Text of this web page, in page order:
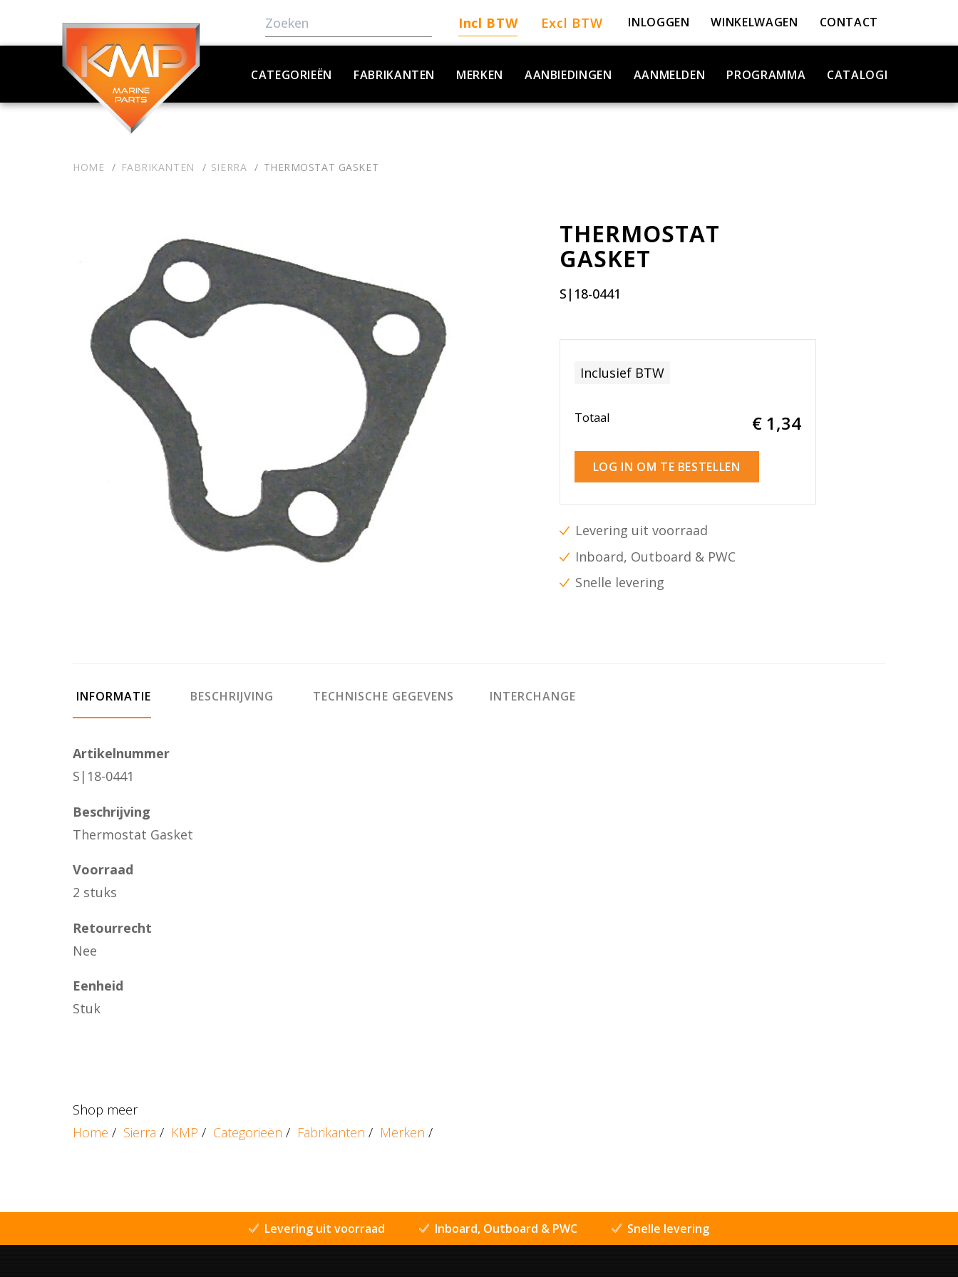
Incl BTW Excl BTW INLOGGEN WINKELWAGEN CONTACT
CATEGORIEËN FABRIKANTEN MERKEN AANBIEDINGEN AANMELDEN PROGRAMMA CATALOGI
HOME FABRIKANTEN SIERRA THERMOSTAT GASKET
THERMOSTAT
GASKET
S|18-0441
Inclusief BTW
Totaal € 1,34
LOG IN OM TE BESTELLEN
Levering uit voorraad
Inboard, Outboard & PWC
Snelle levering
INFORMATIE BESCHRIJVING TECHNISCHE GEGEVENS INTERCHANGE
Artikelnummer
S|18-0441
Beschrijving
Thermostat Gasket
Voorraad
2 stuks
Retourrecht
Nee
Eenheid
Stuk
Shop meer
Home / Sierra / KMP / Categorieën / Fabrikanten / Merken /
Levering uit voorraad Inboard, Outboard & PWC Snelle levering